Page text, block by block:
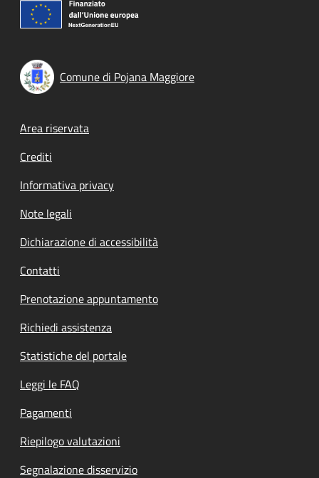
Comune di Pojana Maggiore
Footer menu
Area riservata
Crediti
Informativa privacy
Note legali
Dichiarazione di accessibilità
Contatti
Prenotazione appuntamento
Richiedi assistenza
Statistiche del portale
Leggi le FAQ
Pagamenti
Riepilogo valutazioni
Segnalazione disservizio